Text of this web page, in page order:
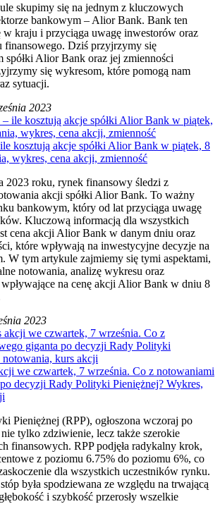
skupimy się na jednym z kluczowych
bankowym – Alior Bank. Bank ten
w kraju i przyciąga uwagę inwestorów oraz
finansowego. Dziś przyjrzymy się
spółki Alior Bank oraz jej zmienności
się wykresom, które pomogą nam
sytuacji.
2023
kosztują akcje spółki Alior Bank w piątek, 8
wykres, cena akcji, zmienność
2023 roku, rynek finansowy śledzi z
akcji spółki Alior Bank. To ważny
bankowym, który od lat przyciąga uwagę
Kluczową informacją dla wszystkich
cena akcji Alior Bank w danym dniu oraz
które wpływają na inwestycyjne decyzje na
W tym artykule zajmiemy się tymi aspektami,
notowania, analizę wykresu oraz
na cenę akcji Alior Bank w dniu 8
2023
we czwartek, 7 września. Co z notowaniami
decyzji Rady Polityki Pieniężnej? Wykres,
Pieniężnej (RPP), ogłoszona wczoraj po
nie tylko zdziwienie, lecz także szerokie
finansowych. RPP podjęła radykalny krok,
z poziomu 6.75% do poziomu 6%, co
dla wszystkich uczestników rynku.
była spodziewana ze względu na trwającą
i szybkość przerosły wszelkie